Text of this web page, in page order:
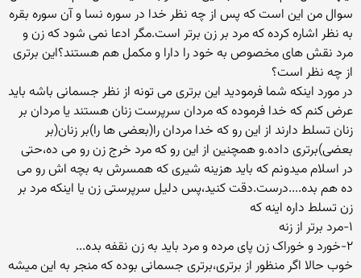
سوال من این است که پس از چه نظر خدا در سوره نسا و آن سوره بقره
به نظر اشاره کرده که مرد بر زن برتر است.مگر ادعا نمی شود که زن و
مرد نقش های مخصوص به خود را دارا و مکمل هم هستند؟این برتری
از چه نظر است؟
در مورد اینکه شما فرمودید این برتری می تونه از نظر جسمانی باشه باید
عرض کنم که خدا فرموده که مردان سرپرست زنان هستند یا مردان بر
زنان تسلط دارند از این رو که خدا مردان را(بعضی ها را)بر زنان(بر
بعضی)برتری داده.و همچنین از این رو که مرد خرج زن رو می ده،حتی
در اسلام میدونم که باید هزینه شیری که همسرش به بچه اش رو می
ده هم بده....درست.دقت کنید،پس دلیل سرپرستی زن یا اینکه مرد بر
زن تسلط داره اینه که
۱-مرد برتر از زنه
۲-خورد و خوراک زن پای مرده و مرد باید به زن نقفه بده...
خوب حالا اگر منظور از برتری،برتری جسمانی بوده که منجر به این میشه